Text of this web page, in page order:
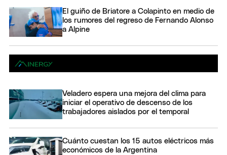
El guiño de Briatore a Colapinto en medio de
los rumores del regreso de Fernando Alonso
a Alpine
Veladero espera una mejora del clima para
iniciar el operativo de descenso de los
trabajadores aislados por el temporal
Cuánto cuestan los 15 autos eléctricos más
económicos de la Argentina